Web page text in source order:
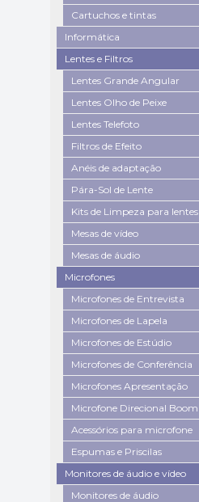
Cartuchos e tintas
Informática
Lentes e Filtros
Lentes Grande Angular
Lentes Olho de Peixe
Lentes Telefoto
Filtros de Efeito
Anéis de adaptação
Pára-Sol de Lente
Kits de Limpeza para lentes
Mesas de vídeo
Mesas de áudio
Microfones
Microfones de Entrevista
Microfones de Lapela
Microfones de Estúdio
Microfones de Conferência
Microfones Apresentação
Microfone Direcional Boom
Acessórios para microfone
Espumas e Priscilas
Monitores de áudio e vídeo
Monitores de áudio